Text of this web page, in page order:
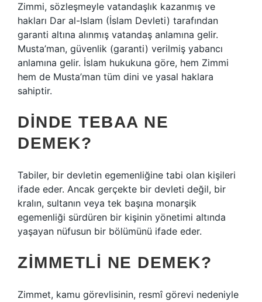
Zimmi, sözleşmeyle vatandaşlık kazanmış ve
hakları Dar al-Islam (İslam Devleti) tarafından
garanti altına alınmış vatandaş anlamına gelir.
Musta’man, güvenlik (garanti) verilmiş yabancı
anlamına gelir. İslam hukukuna göre, hem Zimmi
hem de Musta’man tüm dini ve yasal haklara
sahiptir.
DINDE TEBAA NE
DEMEK?
Tabiler, bir devletin egemenliğine tabi olan kişileri
ifade eder. Ancak gerçekte bir devleti değil, bir
kralın, sultanın veya tek başına monarşik
egemenliği sürdüren bir kişinin yönetimi altında
yaşayan nüfusun bir bölümünü ifade eder.
ZIMMETLI NE DEMEK?
Zimmet, kamu görevlisinin, resmî görevi nedeniyle